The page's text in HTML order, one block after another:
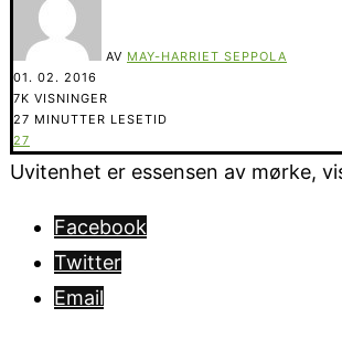
AV MAY-HARRIET SEPPOLA
01. 02. 2016
7K VISNINGER
27 MINUTTER LESETID
27
Uvitenhet er essensen av mørke,
Facebook
Twitter
Email